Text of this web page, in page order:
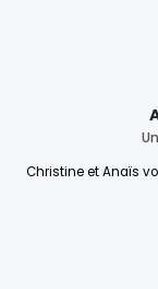
Christine et Anaïs